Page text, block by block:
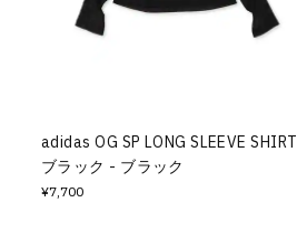
adidas OG SP LONG SLEEVE SHIRT
ブラック - ブラック
¥7,700